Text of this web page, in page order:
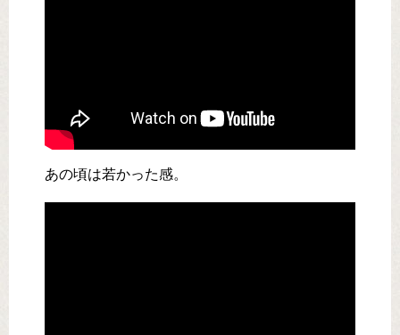
あの頃は若かった感。